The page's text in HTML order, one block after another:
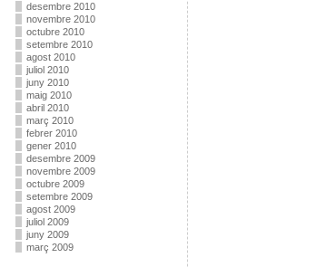
desembre 2010
novembre 2010
octubre 2010
setembre 2010
agost 2010
juliol 2010
juny 2010
maig 2010
abril 2010
març 2010
febrer 2010
gener 2010
desembre 2009
novembre 2009
octubre 2009
setembre 2009
agost 2009
juliol 2009
juny 2009
març 2009